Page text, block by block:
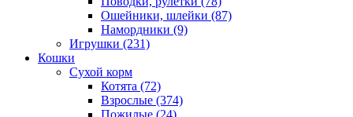
Ошейники, шлейки (87)
Намордники (9)
Игрушки (231)
Кошки
Сухой корм
Котята (72)
Взрослые (374)
Пожилые (24)